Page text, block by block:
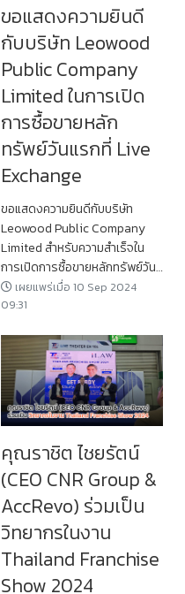
ขอแสดงความยินดี
กับบริษัท Leowood
Public Company
Limited ในการเปิด
การซื้อขายหลัก
ทรัพย์วันแรกที่ Live
Exchange
ขอแสดงความยินดีกับบริษัท
Leowood Public Company
Limited สำหรับความสำเร็จใน
การเปิดการซื้อขายหลักทรัพย์วัน
แรกที่ Live Exchange
เผยแพร่เมื่อ 10 Sep 2024
09:31
คุณราชิต ไชยรัตน์
(CEO CNR Group &
AccRevo) ร่วมเป็น
วิทยากรในงาน​
Thailand​ Franchise
Show 2024